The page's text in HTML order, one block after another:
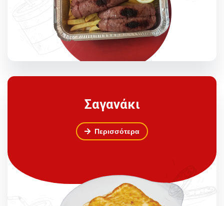
Σαγανάκι
Περισσότερα